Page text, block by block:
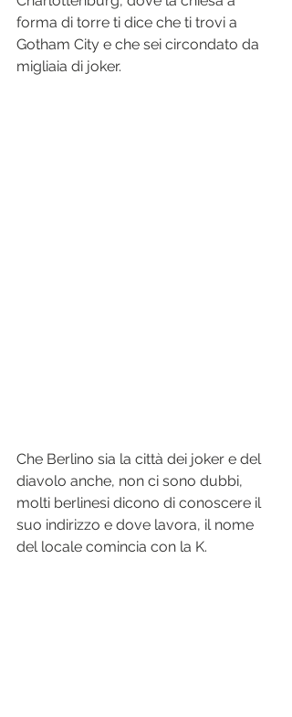
forma di torre ti dice che ti trovi a
Gotham City e che sei circondato da
migliaia di joker.
Che Berlino sia la città dei joker e del
diavolo anche, non ci sono dubbi,
molti berlinesi dicono di conoscere il
suo indirizzo e dove lavora, il nome
del locale comincia con la K.